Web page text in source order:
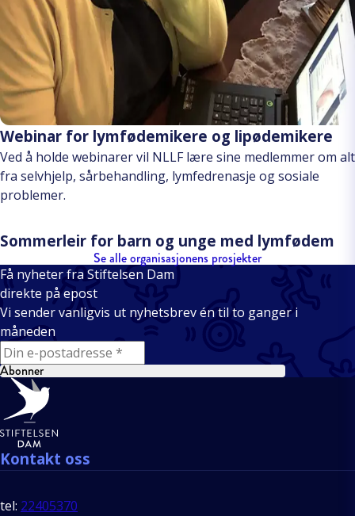
Webinar for lymfødemikere og lipødemikere
Ved å holde webinarer vil NLLF lære sine medlemmer om alt
fra selvhjelp, sårbehandling, lymfedrenasje og sosiale
problemer.
Sommerleir for barn og unge med lymfødem
Se alle organisasjonens prosjekter
Få nyheter fra Stiftelsen Dam
direkte på epost
Vi sender vanligvis ut nyhetsbrev én til to ganger i
måneden
E-mail
Abonner
Bunntekst
Kontakt oss
tel: 22405370